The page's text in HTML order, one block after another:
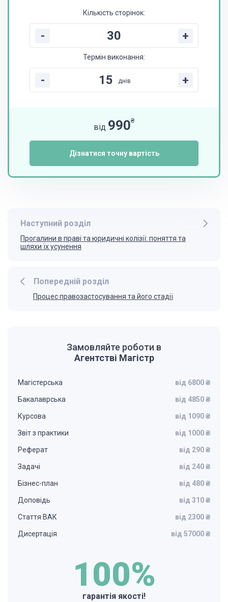
Кількість сторінок:
- +
Термін виконання:
- днів +
від 990₴
Дізнатися точну вартість
Попередній розділ
Процес правозастосування та його стадії
Наступний розділ
Прогалини в праві та юридичні колізії: поняття та
шляхи їх усунення
Замовляйте роботи в
Агентстві Магістр
Магістерська від 6800 ₴
Бакалаврська від 4850 ₴
Курсова від 1090 ₴
Звіт з практики від 1000 ₴
Реферат від 290 ₴
Задачі від 240 ₴
Бізнес-план від 480 ₴
Доповідь від 310 ₴
Стаття ВАК від 2300 ₴
Дисертація від 57000 ₴
100%
гарантія якості!